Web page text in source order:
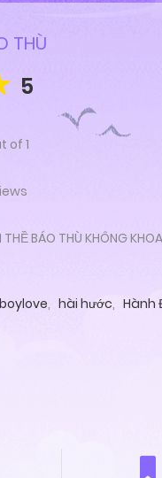
THÙ
5
of 1
BÁO THÙ KHÔNG
boylove, hài hước, Hành